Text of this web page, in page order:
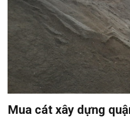
Mua cát xây dựng